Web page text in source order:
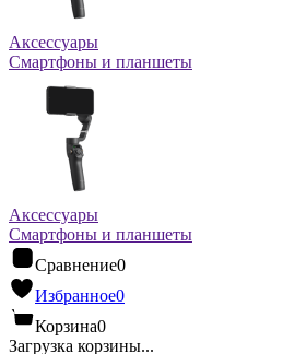
Аксессуары
Смартфоны и планшеты
Аксессуары
Смартфоны и планшеты
Сравнение0
Избранное0
Корзина0
Загрузка корзины...